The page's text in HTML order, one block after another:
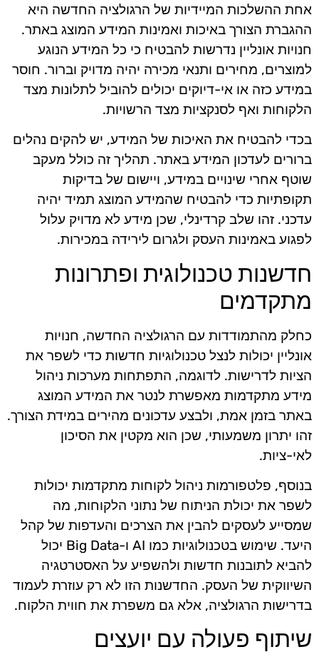
אחת ההשלכות המיידיות של הרגולציה החדשה היא
ההגברת הצורך באיכות ואמינות המידע המוצג באתר.
חנויות אונליין נדרשות להבטיח כי כל המידע הנוגע
למוצרים, מחירים ותנאי מכירה יהיה מדויק וברור. חוסר
במידע כזה או אי-דיוקים יכולים להוביל לתלונות מצד
הלקוחות ואף לסנקציות מצד הרשויות.
בכדי להבטיח את האיכות של המידע, יש להקים נהלים
ברורים לעדכון המידע באתר. תהליך זה כולל מעקב
שוטף אחרי שינויים במידע, ויישום של בדיקות
תקופתיות כדי להבטיח שהמידע המוצג תמיד יהיה
עדכני. זהו שלב קרדינלי, שכן מידע לא מדויק עלול
לפגוע באמינות העסק ולגרום לירידה במכירות.
חדשנות טכנולוגית ופתרונות
מתקדמים
כחלק מהתמודדות עם הרגולציה החדשה, חנויות
אונליין יכולות לנצל טכנולוגיות חדשות כדי לשפר את
הציות לדרישות. לדוגמה, התפתחות מערכות ניהול
מידע מתקדמות מאפשרת לנטר את המידע המוצג
באתר בזמן אמת, ולבצע עדכונים מהירים במידת הצורך.
זהו יתרון משמעותי, שכן הוא מקטין את הסיכון
לאי-ציות.
בנוסף, פלטפורמות ניהול לקוחות מתקדמות יכולות
לשפר את יכולת הניתוח של נתוני הלקוחות, מה
שמסייע לעסקים להבין את הצרכים והעדפות של קהל
היעד. שימוש בטכנולוגיות כמו AI ו-Big Data יכול
להביא לתובנות חדשות ולהשפיע על האסטרטגיה
השיווקית של העסק. החדשנות הזו לא רק עוזרת לעמוד
בדרישות הרגולציה, אלא גם משפרת את חווית הלקוח.
שיתוף פעולה עם יועצים